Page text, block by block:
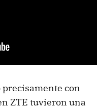
precisamente con
ZTE tuvieron una